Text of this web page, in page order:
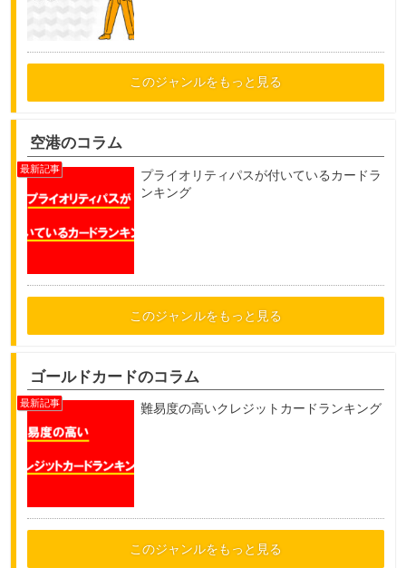
このジャンルをもっと見る
空港のコラム
プライオリティパスが付いているカードラ
ンキング
このジャンルをもっと見る
ゴールドカードのコラム
難易度の高いクレジットカードランキング
このジャンルをもっと見る